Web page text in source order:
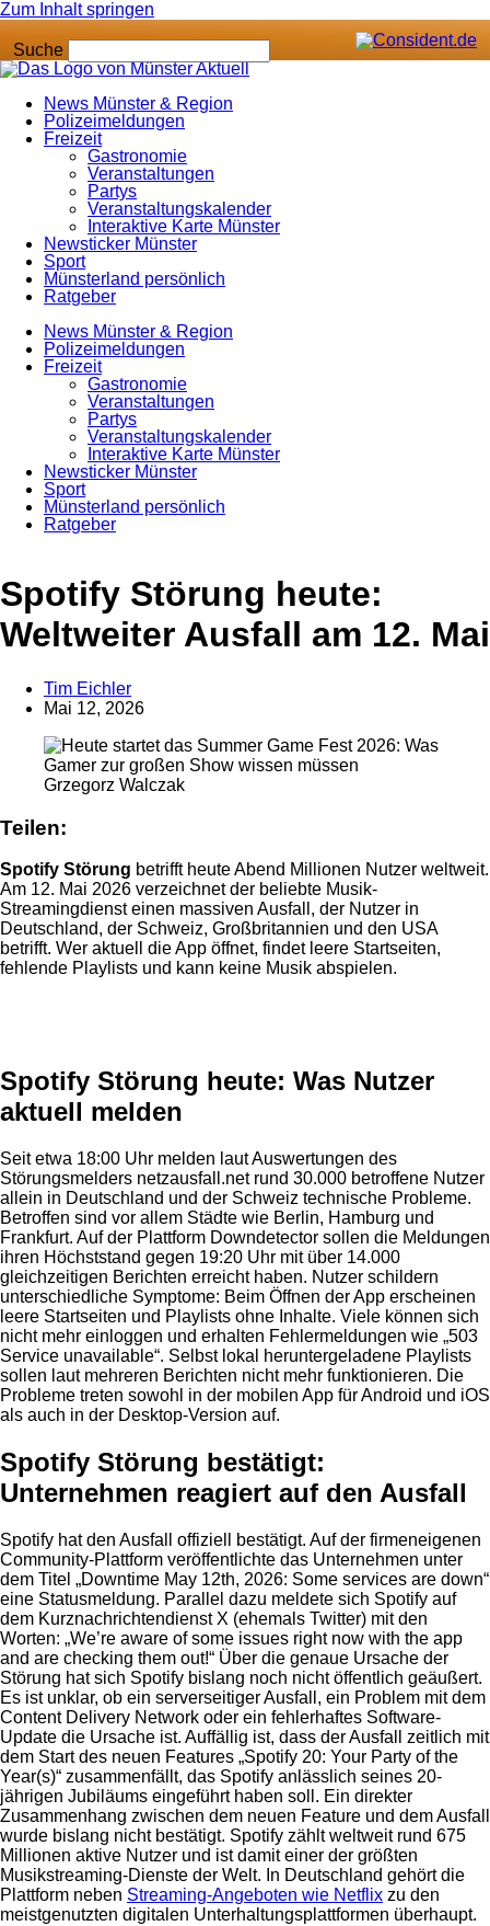
Zum Inhalt springen
Suche
News Münster & Region
Polizeimeldungen
Freizeit
Gastronomie
Veranstaltungen
Partys
Veranstaltungskalender
Interaktive Karte Münster
Newsticker Münster
Sport
Münsterland persönlich
Ratgeber
News Münster & Region
Polizeimeldungen
Freizeit
Gastronomie
Veranstaltungen
Partys
Veranstaltungskalender
Interaktive Karte Münster
Newsticker Münster
Sport
Münsterland persönlich
Ratgeber
Anzeige
Spotify Störung heute:
Weltweiter Ausfall am 12. Mai
Tim Eichler
Mai 12, 2026
Grzegorz Walczak
Teilen:
Spotify Störung betrifft heute Abend Millionen Nutzer weltweit.
Am 12. Mai 2026 verzeichnet der beliebte Musik-
Streamingdienst einen massiven Ausfall, der Nutzer in
Deutschland, der Schweiz, Großbritannien und den USA
betrifft. Wer aktuell die App öffnet, findet leere Startseiten,
fehlende Playlists und kann keine Musik abspielen.
Spotify Störung heute: Was Nutzer
aktuell melden
Seit etwa 18:00 Uhr melden laut Auswertungen des
Störungsmelders netzausfall.net rund 30.000 betroffene Nutzer
allein in Deutschland und der Schweiz technische Probleme.
Betroffen sind vor allem Städte wie Berlin, Hamburg und
Frankfurt. Auf der Plattform Downdetector sollen die Meldungen
ihren Höchststand gegen 19:20 Uhr mit über 14.000
gleichzeitigen Berichten erreicht haben. Nutzer schildern
unterschiedliche Symptome: Beim Öffnen der App erscheinen
leere Startseiten und Playlists ohne Inhalte. Viele können sich
nicht mehr einloggen und erhalten Fehlermeldungen wie „503
Service unavailable“. Selbst lokal heruntergeladene Playlists
sollen laut mehreren Berichten nicht mehr funktionieren. Die
Probleme treten sowohl in der mobilen App für Android und iOS
als auch in der Desktop-Version auf.
Spotify Störung bestätigt:
Unternehmen reagiert auf den Ausfall
Spotify hat den Ausfall offiziell bestätigt. Auf der firmeneigenen
Community-Plattform veröffentlichte das Unternehmen unter
dem Titel „Downtime May 12th, 2026: Some services are down“
eine Statusmeldung. Parallel dazu meldete sich Spotify auf
dem Kurznachrichtendienst X (ehemals Twitter) mit den
Worten: „We’re aware of some issues right now with the app
and are checking them out!“ Über die genaue Ursache der
Störung hat sich Spotify bislang noch nicht öffentlich geäußert.
Es ist unklar, ob ein serverseitiger Ausfall, ein Problem mit dem
Content Delivery Network oder ein fehlerhaftes Software-
Update die Ursache ist. Auffällig ist, dass der Ausfall zeitlich mit
dem Start des neuen Features „Spotify 20: Your Party of the
Year(s)“ zusammenfällt, das Spotify anlässlich seines 20-
jährigen Jubiläums eingeführt haben soll. Ein direkter
Zusammenhang zwischen dem neuen Feature und dem Ausfall
wurde bislang nicht bestätigt. Spotify zählt weltweit rund 675
Millionen aktive Nutzer und ist damit einer der größten
Musikstreaming-Dienste der Welt. In Deutschland gehört die
Plattform neben Streaming-Angeboten wie Netflix zu den
meistgenutzten digitalen Unterhaltungsplattformen überhaupt.